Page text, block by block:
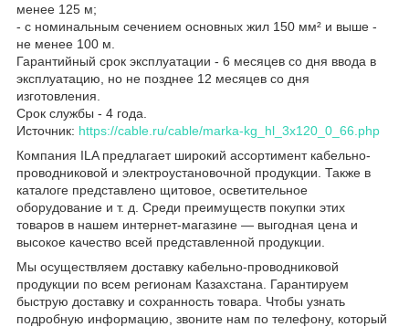
менее 125 м;
- с номинальным сечением основных жил 150 мм² и выше -
не менее 100 м.
Гарантийный срок эксплуатации - 6 месяцев со дня ввода в
эксплуатацию, но не позднее 12 месяцев со дня
изготовления.
Срок службы - 4 года.
Источник: https://cable.ru/cable/marka-kg_hl_3x120_0_66.php
Компания ILA предлагает широкий ассортимент кабельно-
проводниковой и электроустановочной продукции. Также в
каталоге представлено щитовое, осветительное
оборудование и т. д. Среди преимуществ покупки этих
товаров в нашем интернет-магазине — выгодная цена и
высокое качество всей представленной продукции.
Мы осуществляем доставку кабельно-проводниковой
продукции по всем регионам Казахстана. Гарантируем
быструю доставку и сохранность товара. Чтобы узнать
подробную информацию, звоните нам по телефону, который